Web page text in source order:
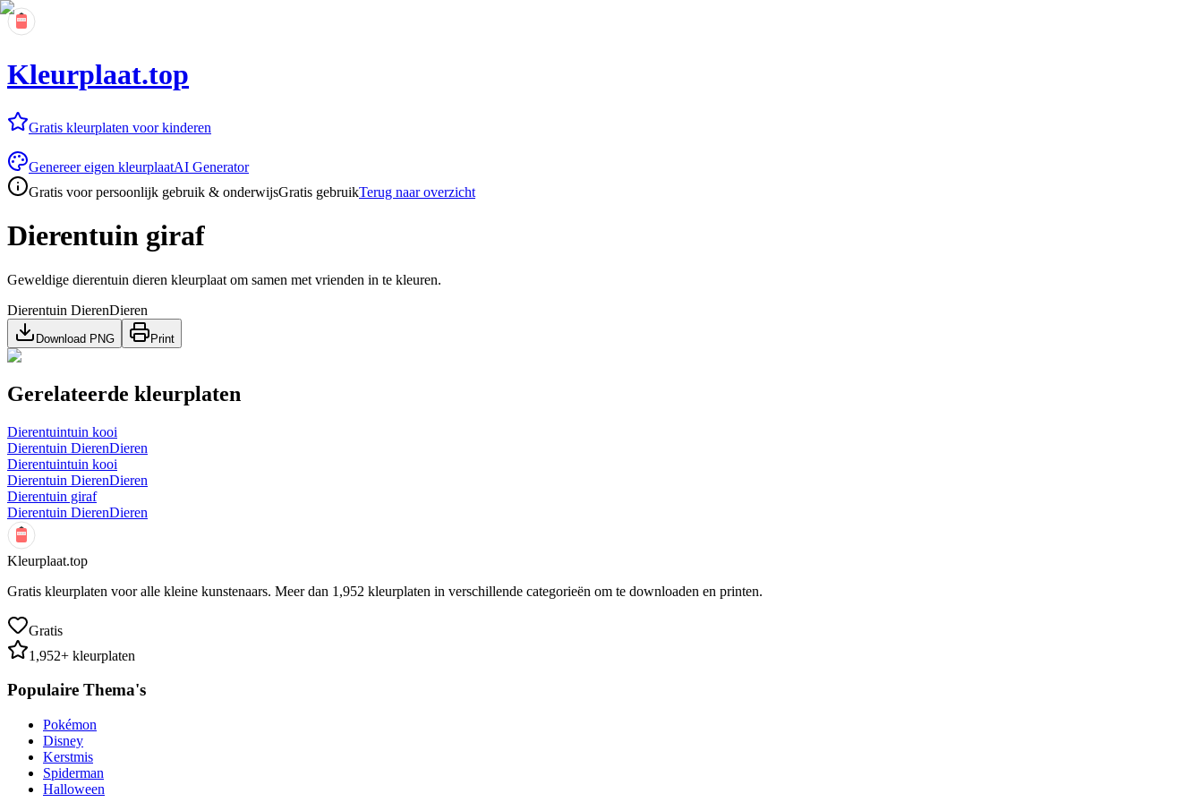
Kleurplaat.top
Gratis kleurplaten voor kinderen
Genereer eigen kleurplaatAI Generator
Gratis voor persoonlijk gebruik & onderwijsGratis gebruikTerug naar overzicht
Dierentuin giraf
Geweldige dierentuin dieren kleurplaat om samen met vrienden in te kleuren.
Dierentuin DierenDieren
Download PNG Print
Gerelateerde kleurplaten
Dierentuintuin kooi
Dierentuin DierenDieren
Dierentuintuin kooi
Dierentuin DierenDieren
Dierentuin giraf
Dierentuin DierenDieren
Kleurplaat.top
Gratis kleurplaten voor alle kleine kunstenaars. Meer dan 1,952 kleurplaten in verschillende categorieën om te downloaden en printen.
Gratis
1,952+ kleurplaten
Populaire Thema's
Pokémon
Disney
Kerstmis
Spiderman
Halloween